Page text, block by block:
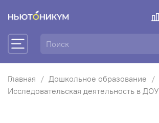
Главная
Дошкольное образование
Исследовательская деятельность в ДОУ